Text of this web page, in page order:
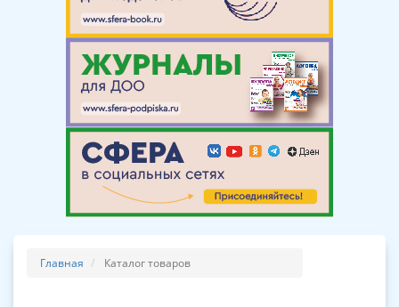
Главная Каталог товаров